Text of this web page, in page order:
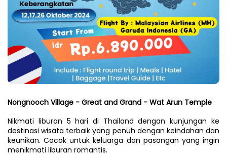
Nongnooch Village - Great and Grand - Wat Arun Temple
Nikmati liburan 5 hari di Thailand dengan kunjungan ke
destinasi wisata terbaik yang penuh dengan keindahan dan
keunikan. Cocok untuk keluarga dan pasangan yang ingin
menikmati liburan romantis.